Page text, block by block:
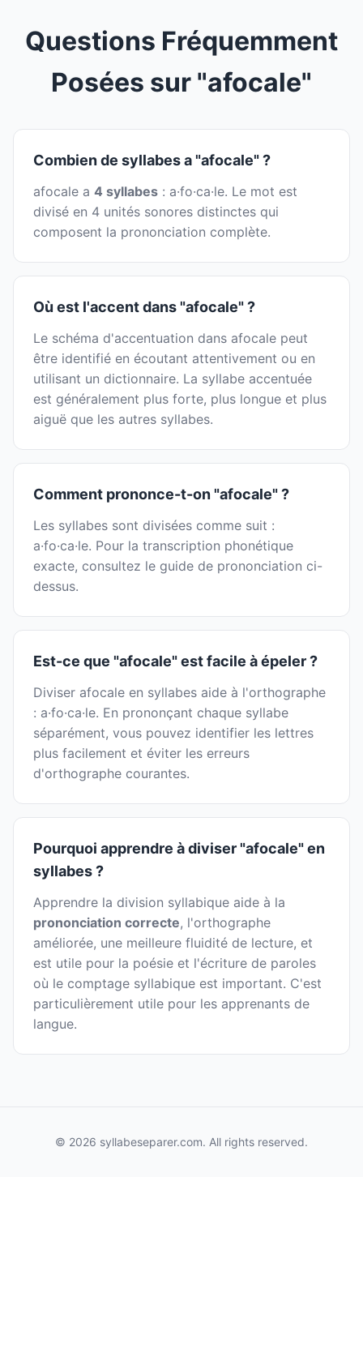
Questions Fréquemment
Posées sur "afocale"
Combien de syllabes a "afocale" ?
afocale a 4 syllabes : a·fo·ca·le. Le mot est
divisé en 4 unités sonores distinctes qui
composent la prononciation complète.
Où est l'accent dans "afocale" ?
Le schéma d'accentuation dans afocale peut
être identifié en écoutant attentivement ou en
utilisant un dictionnaire. La syllabe accentuée
est généralement plus forte, plus longue et plus
aiguë que les autres syllabes.
Comment prononce-t-on "afocale" ?
Les syllabes sont divisées comme suit :
a·fo·ca·le. Pour la transcription phonétique
exacte, consultez le guide de prononciation ci-
dessus.
Est-ce que "afocale" est facile à épeler ?
Diviser afocale en syllabes aide à l'orthographe
: a·fo·ca·le. En prononçant chaque syllabe
séparément, vous pouvez identifier les lettres
plus facilement et éviter les erreurs
d'orthographe courantes.
Pourquoi apprendre à diviser "afocale" en
syllabes ?
Apprendre la division syllabique aide à la
prononciation correcte, l'orthographe
améliorée, une meilleure fluidité de lecture, et
est utile pour la poésie et l'écriture de paroles
où le comptage syllabique est important. C'est
particulièrement utile pour les apprenants de
langue.
© 2026 syllabeseparer.com. All rights reserved.